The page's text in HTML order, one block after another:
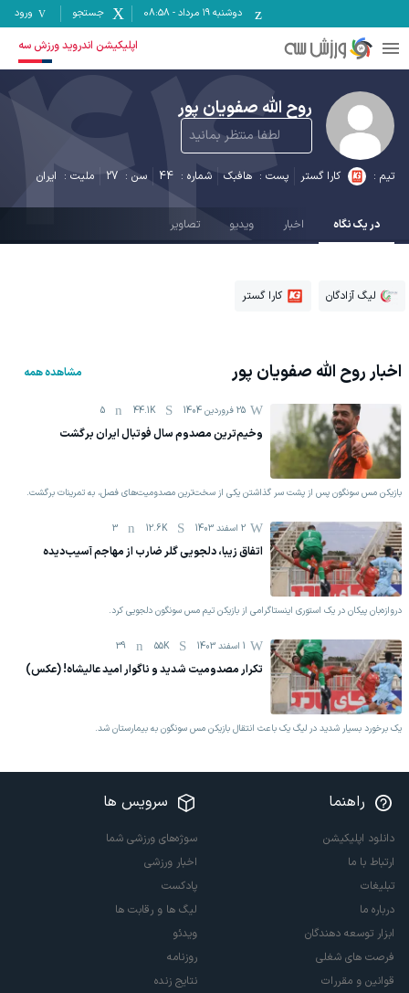
دوشنبه ۱۹ مرداد -
08:58 جستجو ورود
اپلیکیشن اندروید ورزش سه
روح الله صفویان پور
لطفا منتظر بمانید
تیم : کارا گستر پست : هافبک شماره : 44 سن : 27 ملیت : ایران
44 در یک نگاه اخبار ویدیو تصاویر
لیگ آزادگان کارا گستر
اخبارروح الله صفویان پور مشاهده همه
25 فروردين 1404 44.1K
5
وخیم‌ترین مصدوم سال فوتبال ایران برگشت
بازیکن مس سونگون پس از پشت سر گذاشتن یکی از سخت‌ترین مصدومیت‌های فصل، به تمرینات برگشت.
2 اسفند 1403 12.6K
3
اتفاق زیبا، دلجویی گلر ضارب از مهاجم آسیب‌دیده
دروازه‌بان پیکان در یک استوری اینستاگرامی از بازیکن تیم مس سونگون دلجویی کرد.
1 اسفند 1403 55K
39
تکرار مصدومیت شدید و ناگوار امید عالیشاه! (عکس)
یک برخورد بسیار شدید در لیگ یک باعث انتقال بازیکن مس سونگون به بیمارستان شد.
راهنما
دانلود اپلیکیشن
ارتباط با ما
تبلیغات
درباره ما
ابزار توسعه دهندگان
فرصت های شغلی
قوانین و مقررات
سرویس ها
سوژه‌های ورزشی شما
اخبار ورزشی
پادکست
لیگ ها و رقابت ها
ویدئو
روزنامه
نتایج زنده